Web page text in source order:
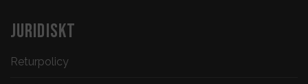
JURIDISKT
Returpolicy